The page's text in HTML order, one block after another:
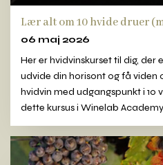
Lær alt om 10 hvide druer
06 maj 2026
Her er hvidvinskurset til dig, der
udvide din horisont og få viden
hvidvin med udgangspunkt i 10
dette kursus i Winelab